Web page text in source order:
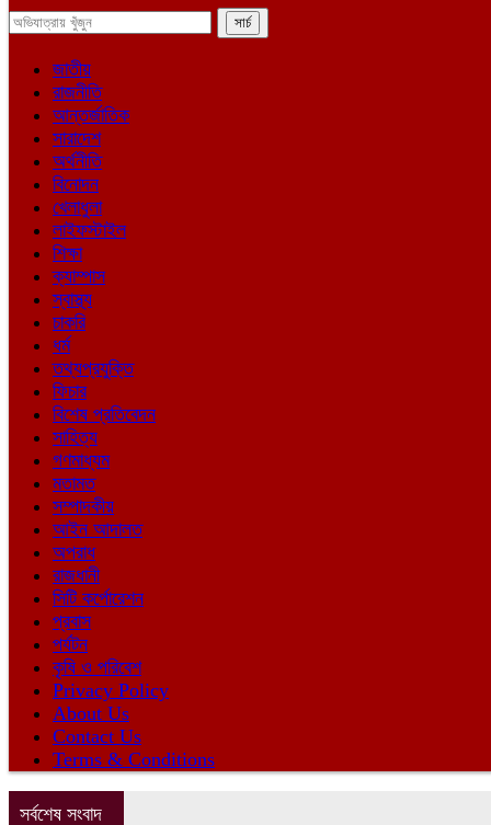
জাতীয়
রাজনীতি
আন্তর্জাতিক
সারাদেশ
অর্থনীতি
বিনোদন
খেলাধুলা
লাইফস্টাইল
শিক্ষা
ক্যাম্পাস
স্বাস্থ্য
চাকরি
ধর্ম
তথ্যপ্রযুক্তি
ফিচার
বিশেষ প্রতিবেদন
সাহিত্য
গণমাধ্যম
মতামত
সম্পাদকীয়
আইন আদালত
অপরাধ
রাজধানী
সিটি কর্পোরেশন
প্রবাস
পর্যটন
কৃষি ও পরিবেশ
Privacy Policy
About Us
Contact Us
Terms & Conditions
সর্বশেষ সংবাদ